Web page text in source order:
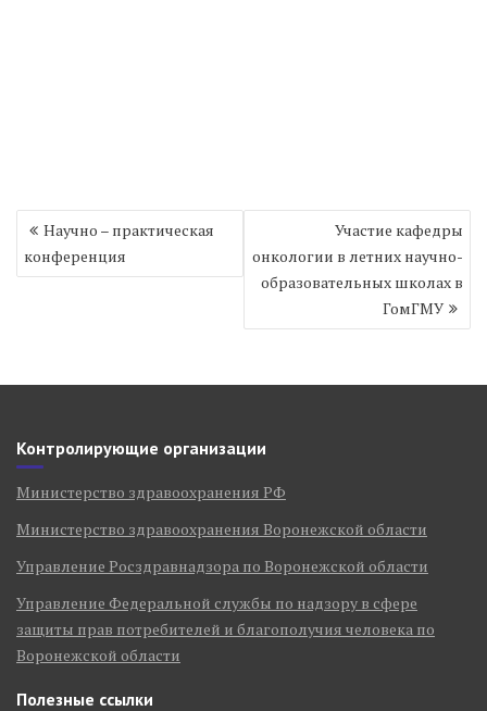
Навигация
по
записям
Научно – практическая
конференция
Участие кафедры
онкологии в летних научно-
образовательных школах в
ГомГМУ
Контролирующие организации
Министерство здравоохранения РФ
Министерство здравоохранения Воронежской области
Управление Росздравнадзора по Воронежской области
Управление Федеральной службы по надзору в сфере
защиты прав потребителей и благополучия человека по
Воронежской области
Полезные ссылки